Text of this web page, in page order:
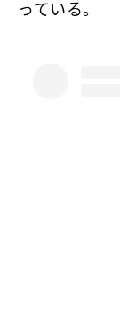
っている。